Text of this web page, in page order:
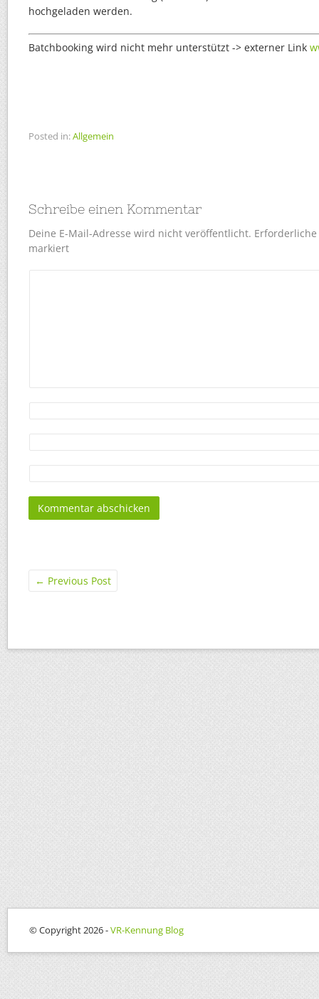
hochgeladen werden.
Batchbooking wird nicht mehr unterstützt -> externer Link
Posted in:Allgemein
Schreibe einen Kommentar
Deine E-Mail-Adresse wird nicht veröffentlicht.
markiert
← Previous Post
© Copyright 2026 -VR-Kennung Blog